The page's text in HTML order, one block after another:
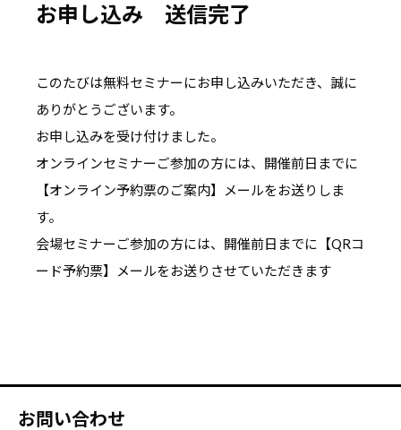
お申し込み 送信完了
このたびは無料セミナーにお申し込みいただき、誠に
ありがとうございます。
お申し込みを受け付けました。
オンラインセミナーご参加の方には、開催前日までに
【オンライン予約票のご案内】メールをお送りしま
す。
会場セミナーご参加の方には、開催前日までに【QRコ
ード予約票】メールをお送りさせていただきます
お問い合わせ